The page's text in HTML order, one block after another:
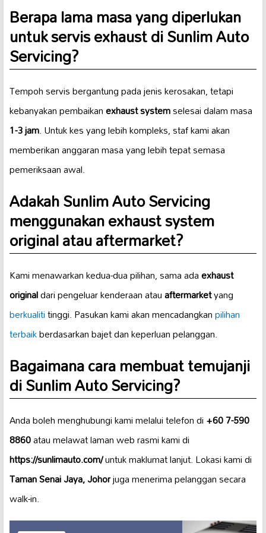
Berapa lama masa yang diperlukan
untuk servis exhaust di Sunlim Auto
Servicing?
Tempoh servis bergantung pada jenis kerosakan, tetapi
kebanyakan pembaikanexhaust systemselesai dalam masa
1-3 jam. Untuk kes yang lebih kompleks, staf kami akan
memberikan anggaran masa yang lebih tepat semasa
pemeriksaan awal.
Adakah Sunlim Auto Servicing
menggunakan exhaust system
original atau aftermarket?
Kami menawarkan kedua-dua pilihan, sama adaexhaust
originaldari pengeluar kenderaan atauaftermarketyang
berkualititinggi. Pasukan kami akan mencadangkanpilihan
terbaikberdasarkan bajet dan keperluan pelanggan.
Bagaimana cara membuat temujanji
di Sunlim Auto Servicing?
Anda boleh menghubungi kami melalui telefon di+60 7-590
8860atau melawat laman web rasmi kami di
https://sunlimauto.com/untuk maklumat lanjut. Lokasi kami di
Taman Senai Jaya, Johorjuga menerima pelanggan secara
walk-in.